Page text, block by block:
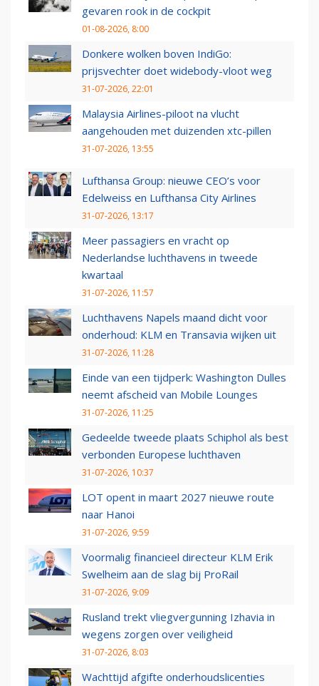
gevaren rook in de cockpit
01-08-2026, 8:00
Donkere wolken boven IndiGo:
prijsvechter doet widebody-vloot weg
31-07-2026, 22:01
Malaysia Airlines-piloot na vlucht
aangehouden met duizenden xtc-pillen
31-07-2026, 13:55
Lufthansa Group: nieuwe CEO’s voor
Edelweiss en Lufthansa City Airlines
31-07-2026, 13:17
Meer passagiers en vracht op
Nederlandse luchthavens in tweede
kwartaal
31-07-2026, 11:57
Luchthavens Napels maand dicht voor
onderhoud: KLM en Transavia wijken uit
31-07-2026, 11:28
Einde van een tijdperk: Washington Dulles
neemt afscheid van Mobile Lounges
31-07-2026, 11:25
Gedeelde tweede plaats Schiphol als best
verbonden Europese luchthaven
31-07-2026, 10:37
LOT opent in maart 2027 nieuwe route
naar Hanoi
31-07-2026, 9:59
Voormalig financieel directeur KLM Erik
Swelheim aan de slag bij ProRail
31-07-2026, 9:09
Rusland trekt vliegvergunning Izhavia in
wegens zorgen over veiligheid
31-07-2026, 8:03
Wachttijd afgifte onderhoudslicenties